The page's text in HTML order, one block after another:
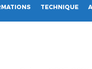
TECHNIQUE